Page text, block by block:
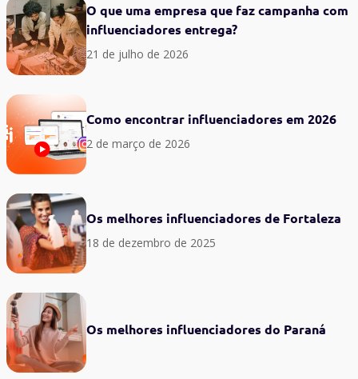
O que uma empresa que faz campanha com
influenciadores entrega?
21 de julho de 2026
Como encontrar influenciadores em 2026
2 de março de 2026
Os melhores influenciadores de Fortaleza
18 de dezembro de 2025
Os melhores influenciadores do Paraná